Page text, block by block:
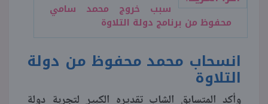
سبب خروج محمد سامي
محفوظ من برنامج دولة التلاوة
انسحاب محمد محفوظ من دولة
التلاوة